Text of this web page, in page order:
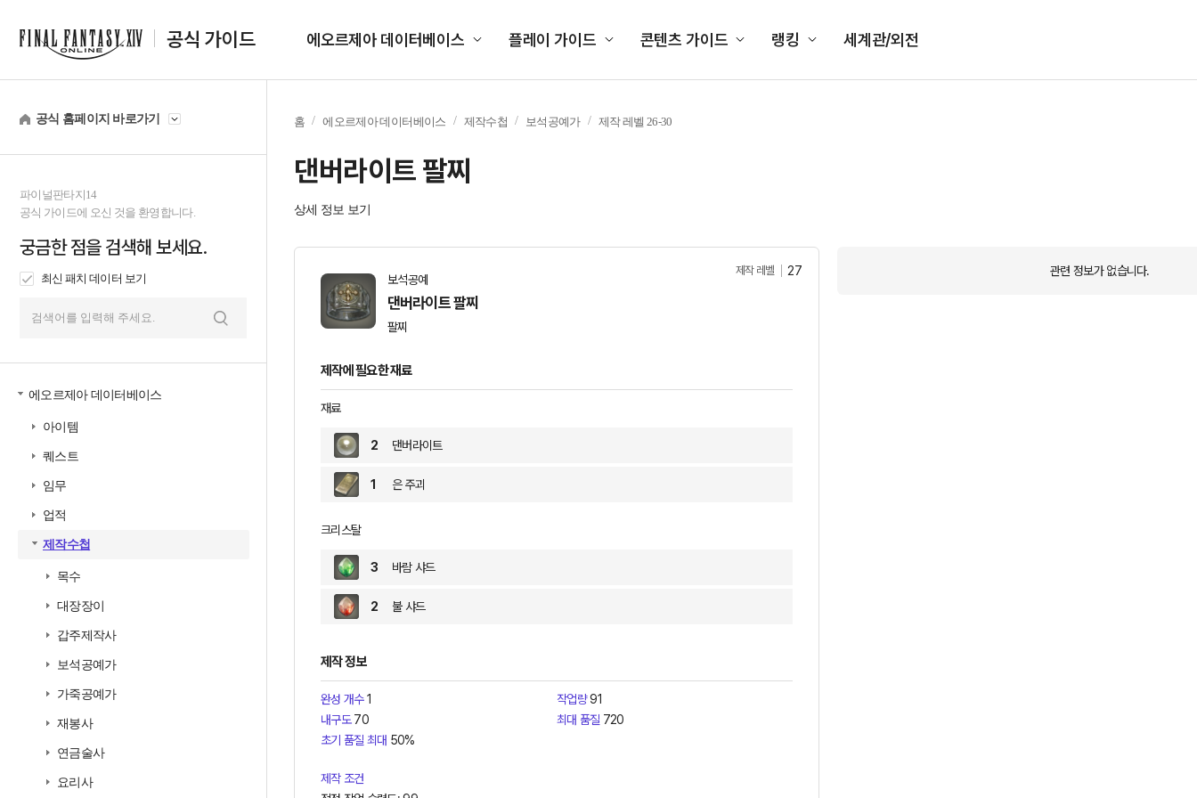
공식 가이드 에오르제아 데이터베이스 플레이 가이드 콘텐츠 가이드 랭킹 세계관/외전
공식 홈페이지 바로가기
파이널판타지14
공식 가이드에 오신 것을 환영합니다.
궁금한 점을 검색해 보세요.
최신 패치 데이터 보기
에오르제아 데이터베이스
아이템
퀘스트
임무
업적
제작수첩
목수
대장장이
갑주제작사
보석공예가
가죽공예가
재봉사
연금술사
요리사
홈 에오르제아 데이터베이스 제작수첩 보석공예가 제작 레벨 26-30
댄버라이트 팔찌
상세 정보 보기
보석공예
댄버라이트 팔찌
팔찌
제작 레벨 27
제작에 필요한 재료
재료
2 댄버라이트
1 은 주괴
크리스탈
3 바람 샤드
2 불 샤드
제작 정보
완성 개수1 작업량91
내구도70 최대 품질 720
초기 품질 최대 50%
제작 조건
관련 정보가 없습니다.